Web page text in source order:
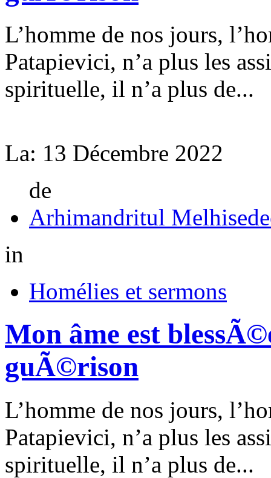
L’homme de nos jours,
Patapievici, n’a plus les
spirituelle, il n’a plus de...
La: 13 Décembre 2022
de
Arhimandritul
in
Homélies et sermons
Mon âme est
guÃ©rison
L’homme de nos jours,
Patapievici, n’a plus les
spirituelle, il n’a plus de...